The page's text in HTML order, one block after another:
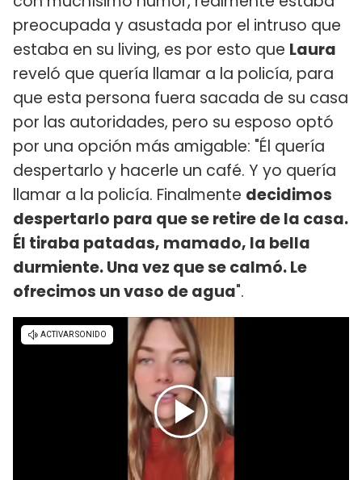
preocupada y asustada por el intruso que
estaba en su living, es por esto que Laura
reveló que quería llamar a la policía, para
que esta persona fuera sacada de su casa
por las autoridades, pero su esposo optó
por una opción más amigable: "Él quería
despertarlo y hacerle un café. Y yo quería
llamar a la policía. Finalmente decidimos
despertarlo para que se retire de la casa.
Él tiraba patadas, mamado, la bella
durmiente. Una vez que se calmó. Le
ofrecimos un vaso de agua".